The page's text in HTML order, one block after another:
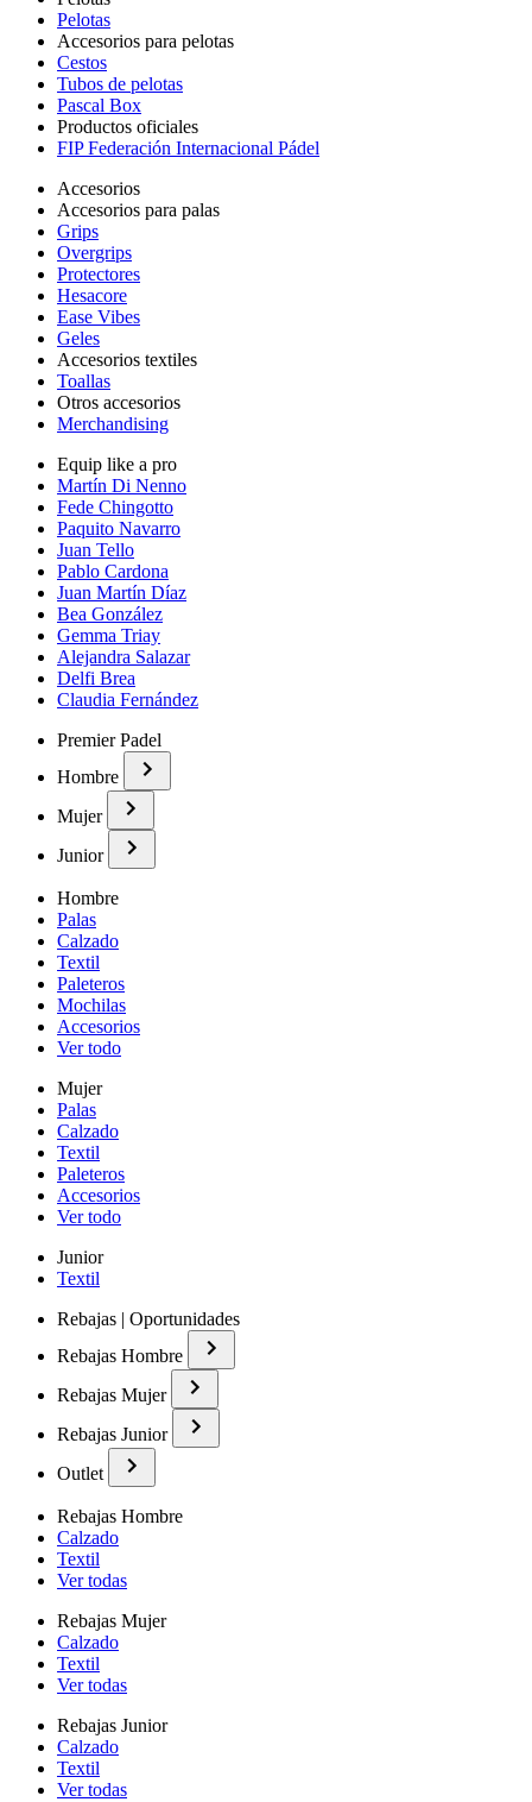
Pelotas
Accesorios para pelotas
Cestos
Tubos de pelotas
Pascal Box
Productos oficiales
FIP Federación Internacional Pádel
Accesorios
Accesorios para palas
Grips
Overgrips
Protectores
Hesacore
Ease Vibes
Geles
Accesorios textiles
Toallas
Otros accesorios
Merchandising
Equip like a pro
Martín Di Nenno
Fede Chingotto
Paquito Navarro
Juan Tello
Pablo Cardona
Juan Martín Díaz
Bea González
Gemma Triay
Alejandra Salazar
Delfi Brea
Claudia Fernández
Premier Padel
Hombre
Mujer
Junior
Hombre
Palas
Calzado
Textil
Paleteros
Mochilas
Accesorios
Ver todo
Mujer
Palas
Calzado
Textil
Paleteros
Accesorios
Ver todo
Junior
Textil
Rebajas | Oportunidades
Rebajas Hombre
Rebajas Mujer
Rebajas Junior
Outlet
Rebajas Hombre
Calzado
Textil
Ver todas
Rebajas Mujer
Calzado
Textil
Ver todas
Rebajas Junior
Calzado
Textil
Ver todas